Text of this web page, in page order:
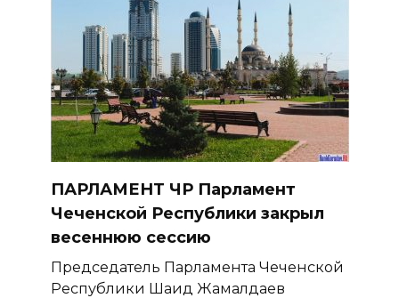
ПАРЛАМЕНТ ЧР Парламент
Чеченской Республики закрыл
весеннюю сессию
Председатель Парламента Чеченской
Республики Шаид Жамалдаев